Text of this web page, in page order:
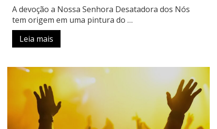
A devoção a Nossa Senhora Desatadora dos Nós
tem origem em uma pintura do …
Leia mais